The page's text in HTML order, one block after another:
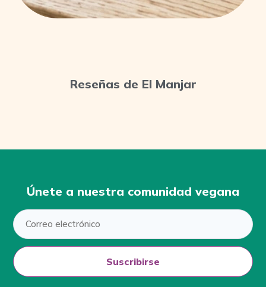
Reseñas de El Manjar
Únete a nuestra comunidad vegana
Suscribirse